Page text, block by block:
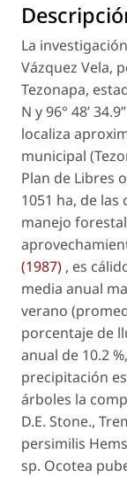
La
Vázquez Vela,
Tezonapa,
N y 96° 48’
localiza
municipal
Plan de Libres
1051 ha, de
manejo
(1987) , es
media anual
verano
porcentaje de
anual de 10.2
precipitación
árboles la
D.E. Stone.,
persimilis
sp. Ocotea